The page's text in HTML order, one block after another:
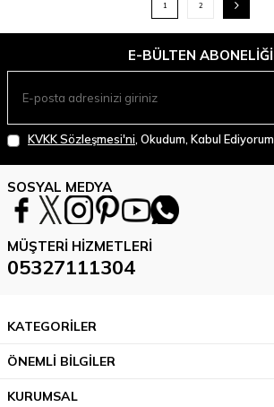
1 2
E-BÜLTEN ABONELIĞI
KVKK Sözleşmesi'ni , Okudum, Kabul Ediyorum.
SOSYAL MEDYA
MÜŞTERI HIZMETLERI
05327111304
KATEGORİLER
ÖNEMLİ BİLGİLER
KURUMSAL